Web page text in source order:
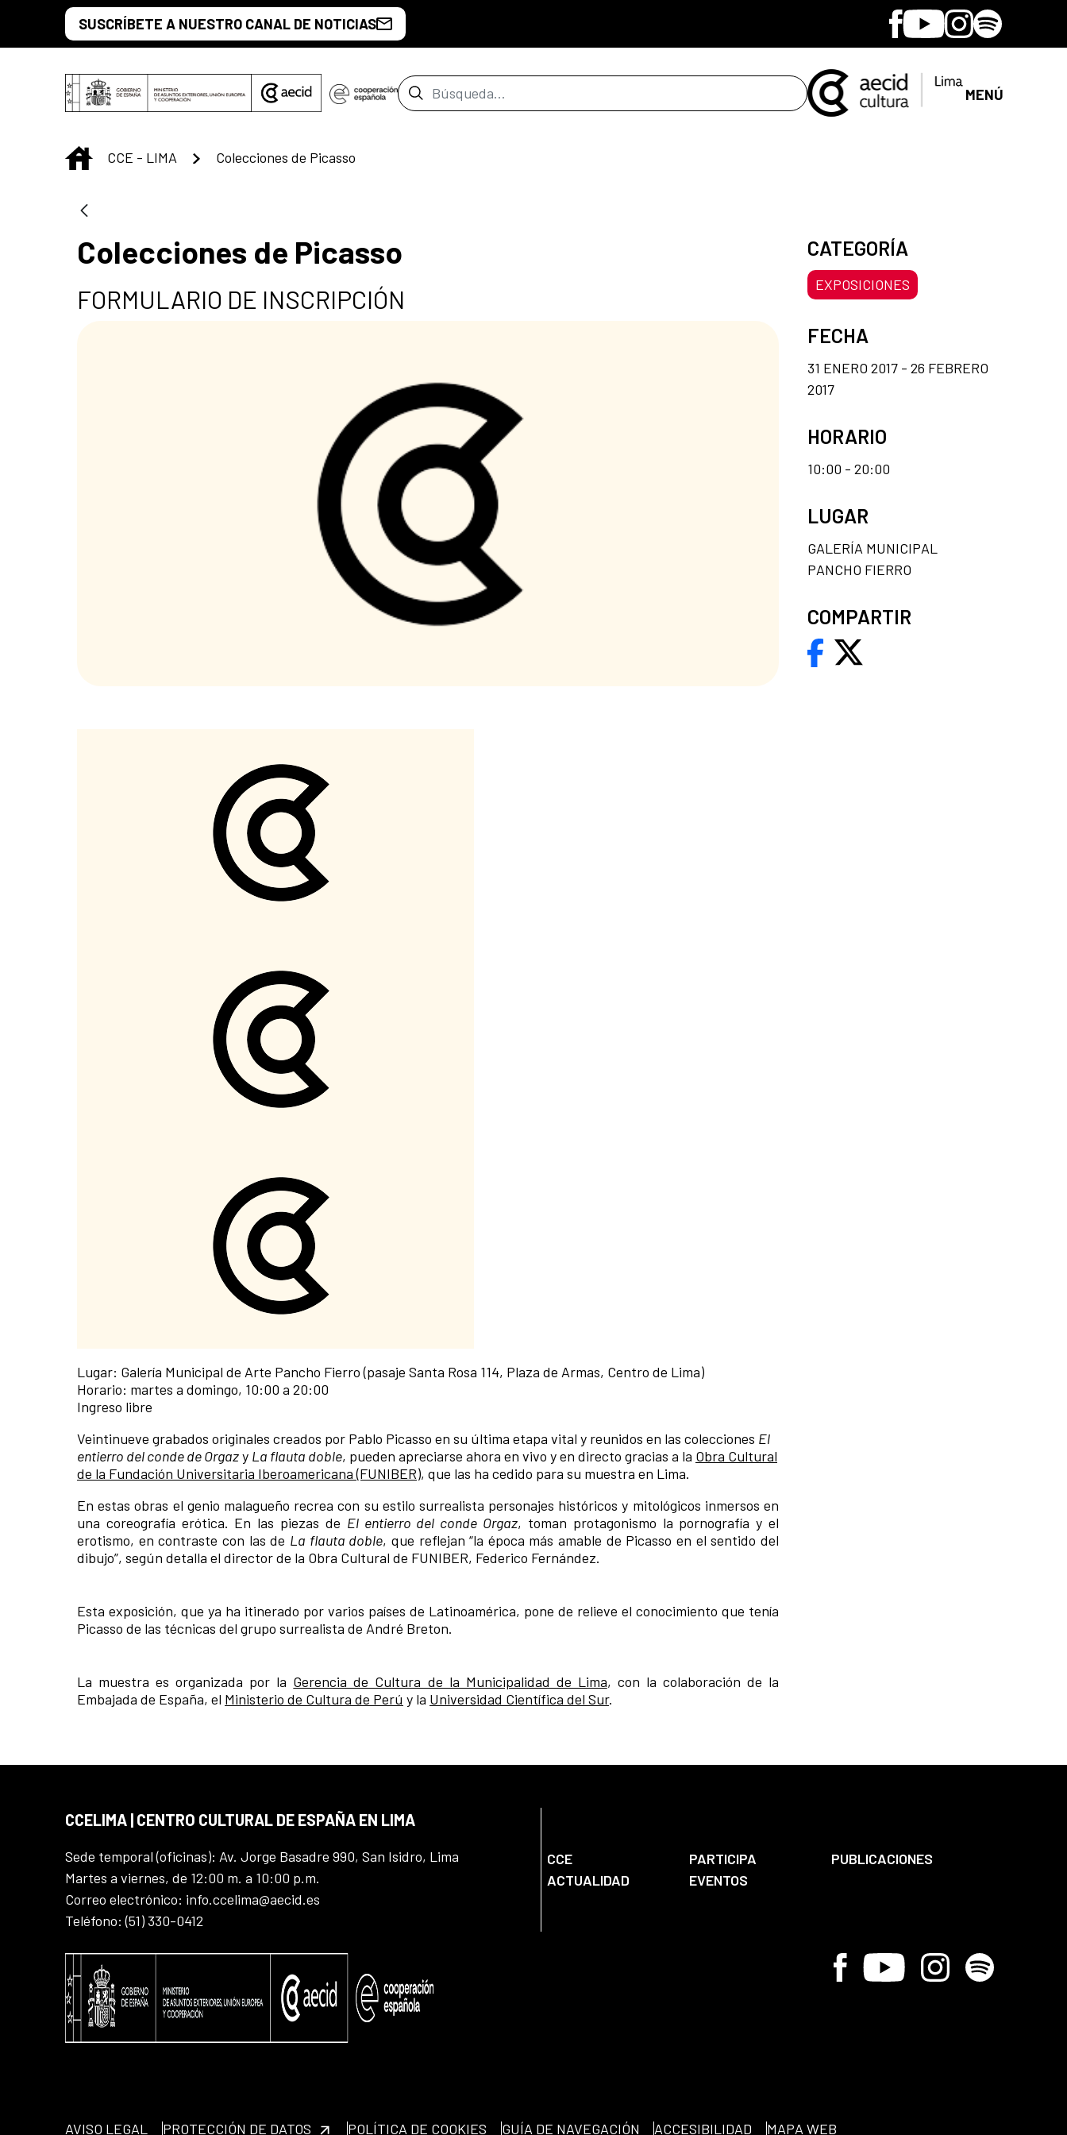
Saltar al contenido principal
SUSCRÍBETE A NUESTRO CANAL DE NOTICIAS Facebook
YoutubeInstagram
Spotify
Barra de búsqueda MENÚ
INICIO
CCE - LIMA Colecciones de Picasso
Colecciones de Picasso
FORMULARIO DE INSCRIPCIÓN
Lugar: Galería Municipal de Arte Pancho Fierro (pasaje Santa Rosa 114, Plaza de Armas, Centro de Lima)
Horario: martes a domingo, 10:00 a 20:00
Ingreso libre
Veintinueve grabados originales creados por Pablo Picasso en su última etapa vital y reunidos en las colecciones El
entierro del conde de Orgazy La flauta doble, pueden apreciarse ahora en vivo y en directo gracias a la Obra Cultural
de la Fundación Universitaria Iberoamericana (FUNIBER), que las ha cedido para su muestra en Lima.
En estas obras el genio malagueño recrea con su estilo surrealista personajes históricos y mitológicos inmersos en
una coreografía erótica. En las piezas de El entierro del conde Orgaz, toman protagonismo la pornografía y el
erotismo, en contraste con las de La flauta doble, que reflejan “la época más amable de Picasso en el sentido del
dibujo”, según detalla el director de la Obra Cultural de FUNIBER, Federico Fernández.
Esta exposición, que ya ha itinerado por varios países de Latinoamérica, pone de relieve el conocimiento que tenía
Picasso de las técnicas del grupo surrealista de André Breton.
La muestra es organizada por la Gerencia de Cultura de la Municipalidad de Lima, con la colaboración de la
Embajada de España, el Ministerio de Cultura de Perú y la Universidad Científica del Sur.
CATEGORÍA
EXPOSICIONES
FECHA
31 ENERO 2017 - 26 FEBRERO
2017
HORARIO
10:00 - 20:00
LUGAR
GALERÍA MUNICIPAL
PANCHO FIERRO
COMPARTIR
CCELIMA | CENTRO CULTURAL DE ESPAÑA EN LIMA
Sede temporal (oficinas): Av. Jorge Basadre 990, San Isidro, Lima
Martes a viernes, de 12:00 m. a 10:00 p.m.
Correo electrónico: info.ccelima@aecid.es
Teléfono: (51) 330-0412
CCE PARTICIPA
PUBLICACIONES
ACTUALIDAD
EVENTOS
Facebook
Youtube InstagramSpotify
AVISO LEGAL PROTECCIÓN DE DATOS POLÍTICA DE COOKIES GUÍA DE NAVEGACIÓN ACCESIBILIDAD MAPA WEB